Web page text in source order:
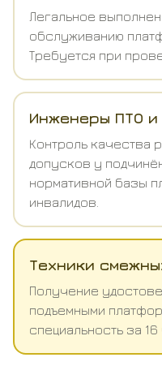
Легальное
обслуживанию
Требуется при
Инженеры ПТО и
Контроль качества
допусков у
нормативной базы
инвалидов.
Техники
Получение
подъемными
специальность за 16